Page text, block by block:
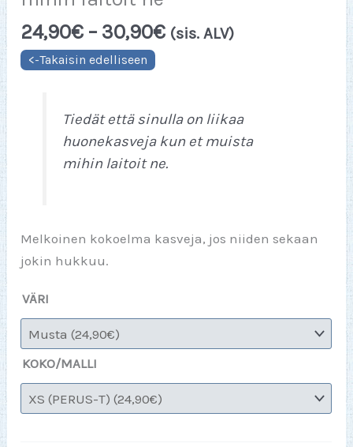
24,90€ – 30,90€Hintaluokka:
(sis. ALV)
Tiedät että sinulla on liikaa
huonekasveja kun et muista
mihin laitoit ne.
Melkoinen kokoelma kasveja, jos niiden sekaan
jokin hukkuu.
VÄRI
KOKO/MALLI